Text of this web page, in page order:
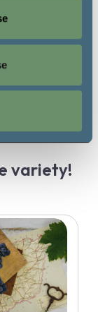
variety!